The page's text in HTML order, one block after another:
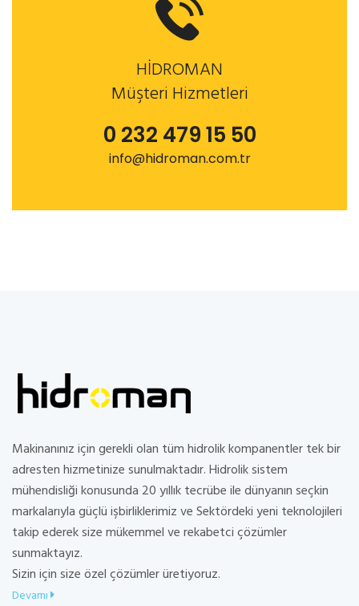
HİDROMAN
Müşteri Hizmetleri
0 232 479 15 50
info@hidroman.com.tr
Makinanınız için gerekli olan tüm hidrolik kompanentler tek bir
adresten hizmetinize sunulmaktadır. Hidrolik sistem
mühendisliği konusunda 20 yıllık tecrübe ile dünyanın seçkin
markalarıyla güçlü işbirliklerimiz ve Sektördeki yeni teknolojileri
takip ederek size mükemmel ve rekabetci çözümler
sunmaktayız.
Sizin için size özel çözümler üretiyoruz.
Devamı